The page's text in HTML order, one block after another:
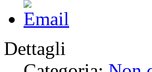
Dettagli